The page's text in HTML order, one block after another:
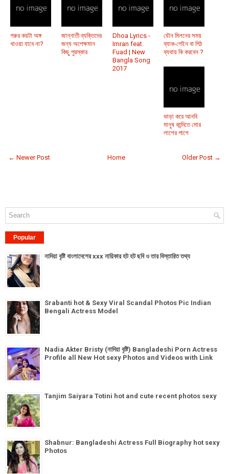
গরুর কয়টা অঙ্গ
খাওয়া যাবে না?
জান্নাতী ব্যক্তিদের
জন্য অপেক্ষমান
কিছু পুরস্কার
Dhoa Lyrics -
Imran feat.
Fuad | New
Bangla Song
2017
যৌন মিলনের সময়
ব্যাক-পেইন বা পিঠ
ব্যথায় কি করবেন ?
ভাড়া করে আনবি
মানুষ কান্দিতে মোর
লাশের পাশে
← Newer Post Older Post →
Home
Popular
নাদিয়া বৃষ্টি বাংলাদেশের xxx নায়িকার হট হট ছবি ও তার বিস্তারিত তথ্য
Srabanti hot & Sexy Viral Scandal Photos Pic Indian
Bengali Actress Model
Nadia Akter Bristy (নাদিয়া বৃষ্টি) Bangladeshi Porn Actress
Profile all New Hot sexy Photos and Videos with Link
Tanjim Saiyara Totini hot and cute recent photos sexy
Shabnur: Bangladeshi Actress Full Biography hot sexy
Photos